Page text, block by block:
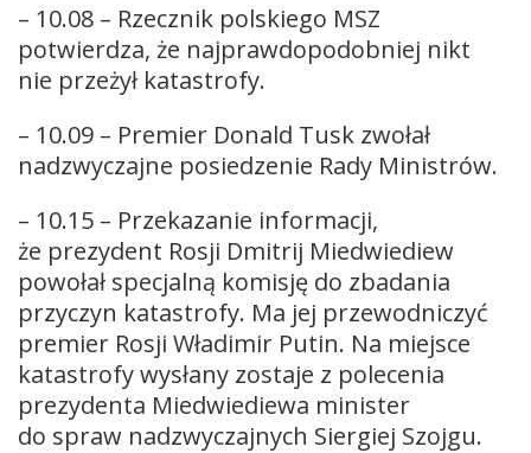
– 10.08 – Rzecznik polskiego MSZ
potwierdza, że najprawdopodobniej nikt
nie przeżył katastrofy.
– 10.09 – Premier Donald Tusk zwołał
nadzwyczajne posiedzenie Rady Ministrów.
– 10.15 – Przekazanie informacji,
że prezydent Rosji Dmitrij Miedwiediew
powołał specjalną komisję do zbadania
przyczyn katastrofy. Ma jej przewodniczyć
premier Rosji Władimir Putin. Na miejsce
katastrofy wysłany zostaje z polecenia
prezydenta Miedwiediewa minister
do spraw nadzwyczajnych Siergiej Szojgu.